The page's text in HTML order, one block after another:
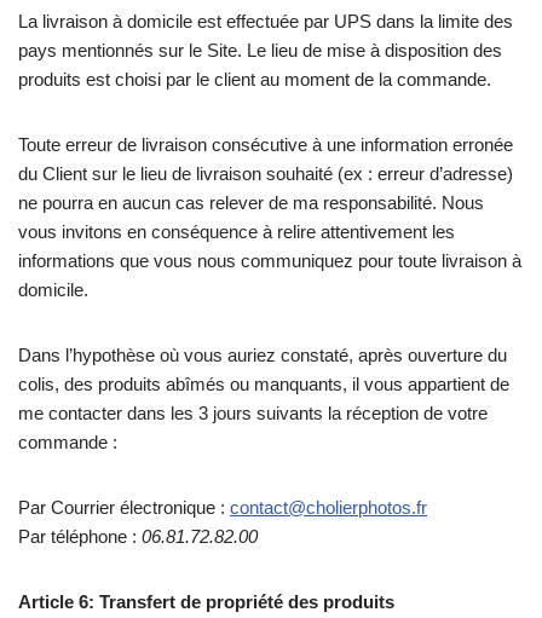
La livraison à domicile est effectuée par UPS dans la limite des
pays mentionnés sur le Site. Le lieu de mise à disposition des
produits est choisi par le client au moment de la commande.
Toute erreur de livraison consécutive à une information erronée
du Client sur le lieu de livraison souhaité (ex : erreur d’adresse)
ne pourra en aucun cas relever de ma responsabilité. Nous
vous invitons en conséquence à relire attentivement les
informations que vous nous communiquez pour toute livraison à
domicile.
Dans l’hypothèse où vous auriez constaté, après ouverture du
colis, des produits abîmés ou manquants, il vous appartient de
me contacter dans les 3 jours suivants la réception de votre
commande :
Par Courrier électronique : contact@cholierphotos.fr
Par téléphone : 06.81.72.82.00
Article 6: Transfert de propriété des produits